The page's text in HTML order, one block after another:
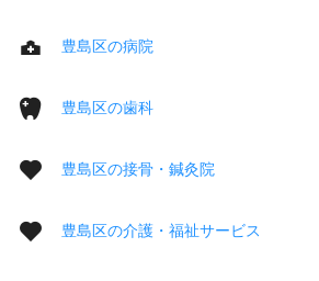
豊島区の病院
豊島区の歯科
豊島区の接骨・鍼灸院
豊島区の介護・福祉サービス